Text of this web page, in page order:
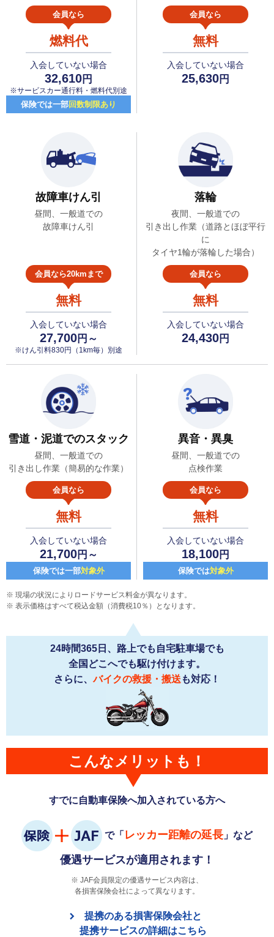
会員なら
燃料代
入会していない場合
32,610円
※サービスカー通行料・燃料代別途
保険では一部回数制限あり
会員なら
無料
入会していない場合
25,630円
故障車けん引
昼間、一般道での
故障車けん引
会員なら20kmまで
無料
入会していない場合
27,700円～
※けん引料830円（1km毎）別途
落輪
夜間、一般道での
引き出し作業（道路とほぼ平行
に
タイヤ1輪が落輪した場合）
会員なら
無料
入会していない場合
24,430円
雪道・泥道でのスタック
昼間、一般道での
引き出し作業（簡易的な作業）
会員なら
無料
入会していない場合
21,700円～
保険では一部対象外
異音・異臭
昼間、一般道での
点検作業
会員なら
無料
入会していない場合
18,100円
保険では対象外
現場の状況によりロードサービス料金が異なります。
表示価格はすべて税込金額（消費税10％）となります。
24時間365日、路上でも自宅駐車場でも
全国どこへでも駆け付けます。
さらに、バイクの救援・搬送 も対応！
こんなメリットも！
すでに自動車保険へ加入されている方へ
で「 レッカー距離の延長 」など
優遇サービスが適用されます！
JAF会員限定の優遇サービス内容は、
各損害保険会社によって異なります。
提携のある損害保険会社と
提携サービスの詳細はこちら